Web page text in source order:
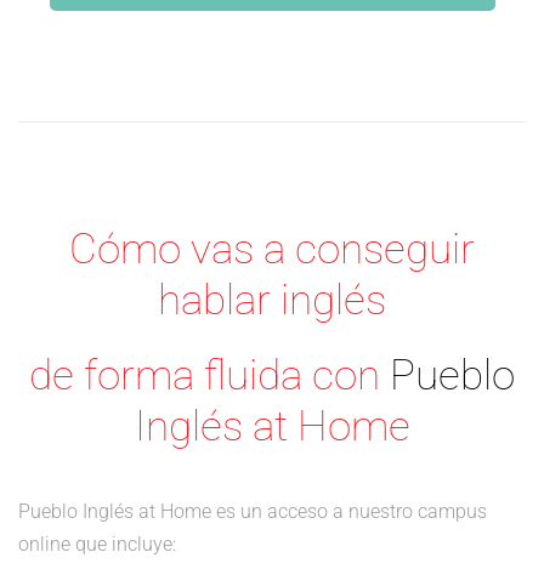
Cómo vas a conseguir
hablar inglés
de forma fluida con Pueblo
Inglés at Home
Pueblo Inglés at Home es un acceso a nuestro campus
online que incluye: